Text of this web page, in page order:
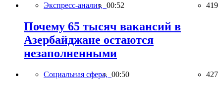
Экспресс-анализ, 00:52 419
Почему 65 тысяч вакансий в
Азербайджане остаются
незаполненными
Социальная сфера, 00:50 427